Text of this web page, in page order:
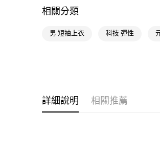
相關分類
男 短袖上衣 科技 彈性
詳細說明 相關推薦